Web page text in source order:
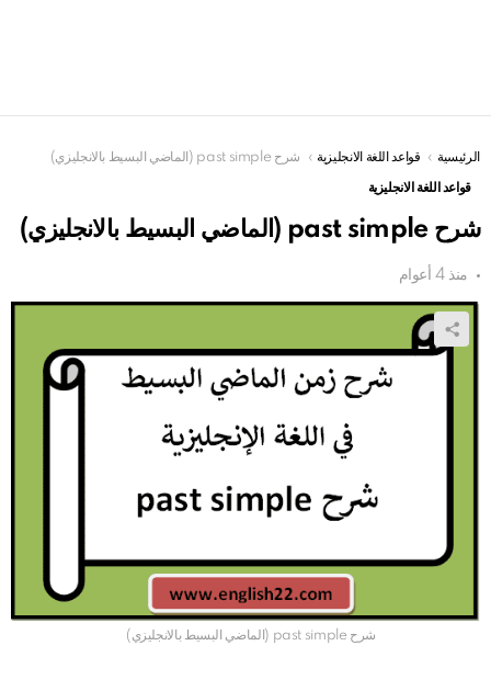
You are here:
الرئيسية قواعد اللغة الانجليزية شرح past simple (الماضي البسيط بالانجليزي)
قواعد اللغة الانجليزية
شرح past simple (الماضي البسيط بالانجليزي)
منذ 4 أعوام
شرح past simple (الماضي البسيط بالانجليزي)